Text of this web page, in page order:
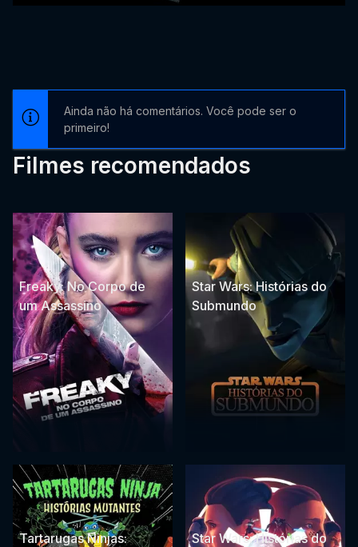
Ainda não há comentários. Você pode ser o
primeiro!
Filmes recomendados
Freaky: No Corpo de
um Assassino
Star Wars: Histórias do
Submundo
Tartarugas Ninjas:
Star Wars: Histórias do